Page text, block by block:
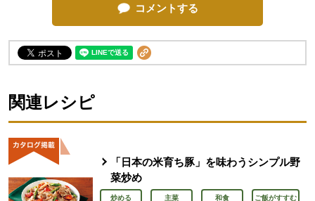
コメントする
関連レシピ
「日本の米育ち豚」を味わうシンプル野
菜炒め
炒める 主菜 和食 ご飯がすすむ